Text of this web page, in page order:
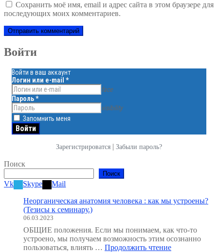
Сохранить моё имя, email и адрес сайта в этом браузере для
последующих моих комментариев.
Войти
Войти в ваш аккаунт
Логин или e-mail *
face
Пароль*
visibility
Запомнить меня
Зарегистрироватся | Забыли пароль?
Поиск
Поиск
Vk Skype Mail
Неорганическая анатомия человека : как мы устроены?
(Тезисы к семинару.)
06.03.2023
ОБЩИЕ положения. Если мы понимаем, как что-то
устроено, мы получаем возможность этим осознанно
пользоваться, влиять … Продолжить чтение